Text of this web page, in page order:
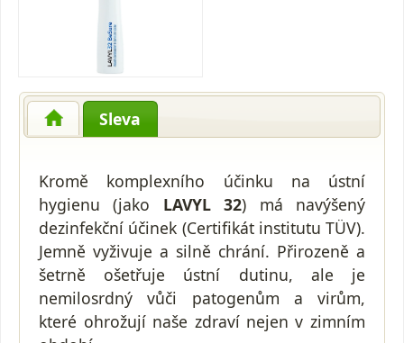
Sleva
Kromě komplexního účinku na ústní
hygienu (jako LAVYL 32) má navýšený
dezinfekční účinek (Certifikát institutu TÜV).
Jemně vyživuje a silně chrání. Přirozeně a
šetrně ošetřuje ústní dutinu, ale je
nemilosrdný vůči patogenům a virům,
které ohrožují naše zdraví nejen v zimním